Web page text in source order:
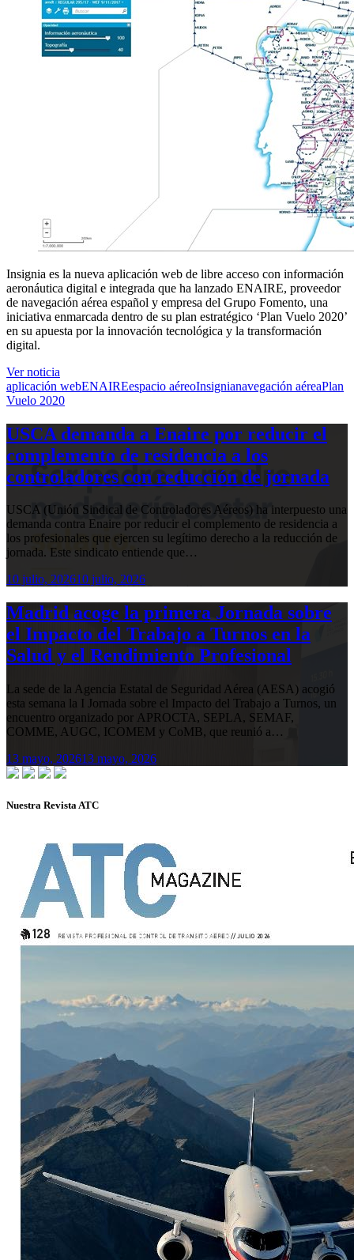
Insignia es la nueva aplicación web de libre acceso con información
aeronáutica digital e integrada que ha lanzado ENAIRE, proveedor
de navegación aérea español y empresa del Grupo Fomento, una
iniciativa enmarcada dentro de su plan estratégico ‘Plan Vuelo 2020’
en su apuesta por la innovación tecnológica y la transformación
digital.
Ver noticia
aplicación webENAIREespacio aéreoInsignianavegación aéreaPlan
Vuelo 2020
USCA demanda a Enaire por reducir el
complemento de residencia a los
controladores con reducción de jornada
USCA (Unión Sindical de Controladores Aéreos) ha interpuesto una
demanda contra Enaire por reducir el complemento de residencia a
los profesionales que ejercen su legítimo derecho a la reducción de
jornada. Este sindicato entiende que…
10 julio, 202610 julio, 2026
Madrid acoge la primera Jornada sobre
el Impacto del Trabajo a Turnos en la
Salud y el Rendimiento Profesional
La sede de la Agencia Estatal de Seguridad Aérea (AESA) acogió
esta semana la I Jornada sobre el Impacto del Trabajo a Turnos, un
encuentro organizado por APROCTA, SEPLA, SEMAF,
COMME, AUGC, ICOMEM y CoMB, que reunió a…
13 mayo, 202613 mayo, 2026
Nuestra Revista ATC